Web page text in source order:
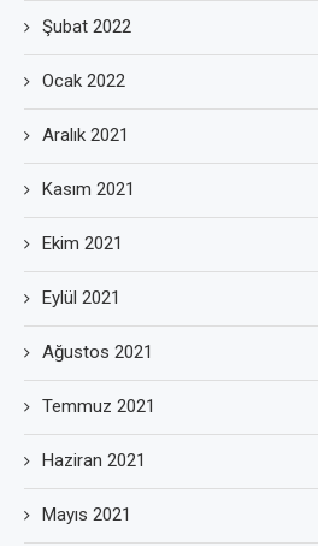
Şubat 2022
Ocak 2022
Aralık 2021
Kasım 2021
Ekim 2021
Eylül 2021
Ağustos 2021
Temmuz 2021
Haziran 2021
Mayıs 2021